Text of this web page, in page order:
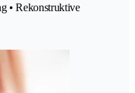
• Rekonstruktive